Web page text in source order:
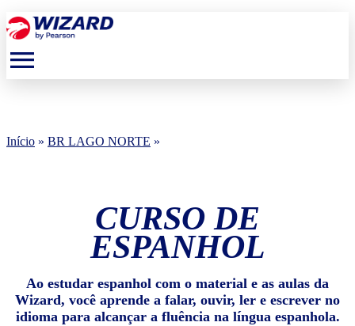
menu
Início » BR LAGO NORTE »
CURSO DE
ESPANHOL
Ao estudar espanhol com o material e as aulas da
Wizard, você aprende a falar, ouvir, ler e escrever no
idioma para alcançar a fluência na língua espanhola.